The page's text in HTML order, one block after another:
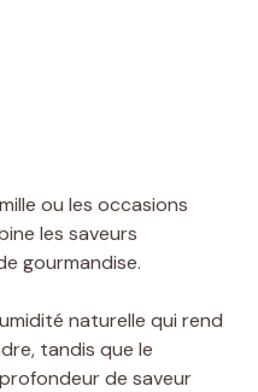
ou les occasions
les saveurs
gourmandise.
naturelle qui rend
tandis que le
de saveur